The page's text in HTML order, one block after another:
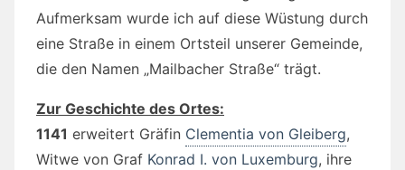
Aufmerksam wurde ich auf diese Wüstung durch
eine Straße in einem Ortsteil unserer Gemeinde,
die den Namen „Mailbacher Straße“ trägt.
Zur Geschichte des Ortes:
1141 erweitert Gräfin Clementia von Gleiberg,
Witwe von Graf Konrad I. von Luxemburg, ihre